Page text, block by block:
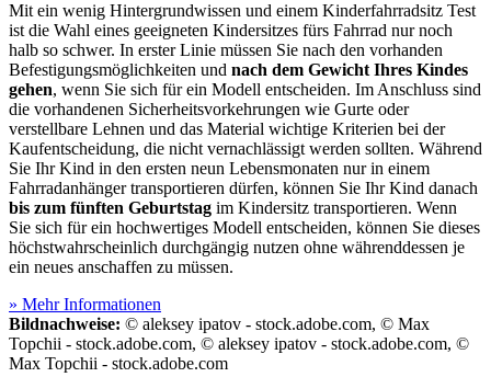
Mit ein wenig Hintergrundwissen und einem Kinderfahrradsitz Test
ist die Wahl eines geeigneten Kindersitzes fürs Fahrrad nur noch
halb so schwer. In erster Linie müssen Sie nach den vorhanden
Befestigungsmöglichkeiten und nach dem Gewicht Ihres Kindes
gehen, wenn Sie sich für ein Modell entscheiden. Im Anschluss sind
die vorhandenen Sicherheitsvorkehrungen wie Gurte oder
verstellbare Lehnen und das Material wichtige Kriterien bei der
Kaufentscheidung, die nicht vernachlässigt werden sollten. Während
Sie Ihr Kind in den ersten neun Lebensmonaten nur in einem
Fahrradanhänger transportieren dürfen, können Sie Ihr Kind danach
bis zum fünften Geburtstag im Kindersitz transportieren. Wenn
Sie sich für ein hochwertiges Modell entscheiden, können Sie dieses
höchstwahrscheinlich durchgängig nutzen ohne währenddessen je
ein neues anschaffen zu müssen.
» Mehr Informationen
Bildnachweise: © aleksey ipatov - stock.adobe.com, © Max
Topchii - stock.adobe.com, © aleksey ipatov - stock.adobe.com, ©
Max Topchii - stock.adobe.com